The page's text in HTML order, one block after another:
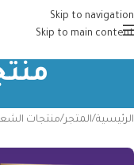
Skip to navigation
Skip to main content
الرئيسية المتجر منتجات